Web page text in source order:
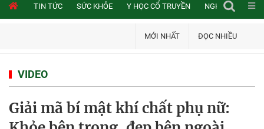
TIN TỨC SỨC KHỎE Y HỌC CỔ TRUYỀN NGHIÊN CỨU
MỚI NHẤT ĐỌC NHIỀU
VIDEO
Giải mã bí mật khí chất phụ nữ: